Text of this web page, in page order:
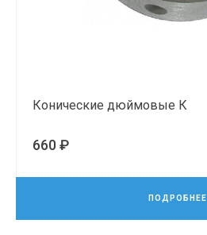
Конические дюймовые К
660 ₽
ПОДРОБНЕЕ